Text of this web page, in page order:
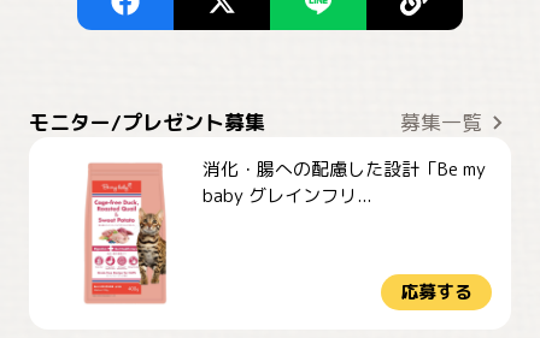
モニター/プレゼント募集 募集一覧
消化・腸への配慮した設計「Be my
baby グレインフリ...
応募する